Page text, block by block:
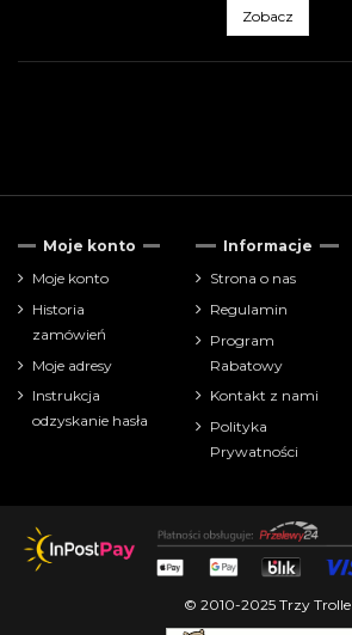
Zobacz
Cena
zł
farbki
Moje konto
Moje konto
Historia
zamówień
Moje adresy
Instrukcja
odzyskanie hasła
Informacje
Strona o nas
Regulamin
Program
Rabatowy
Kontakt z nami
Polityka
Prywatności
© 2010-2025 Trzy Trolle